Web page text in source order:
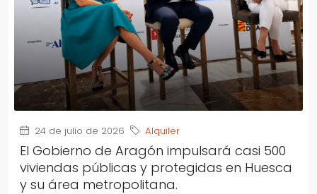
24 de julio de 2026 Alquiler
El Gobierno de Aragón impulsará casi 500
viviendas públicas y protegidas en Huesca
y su área metropolitana.